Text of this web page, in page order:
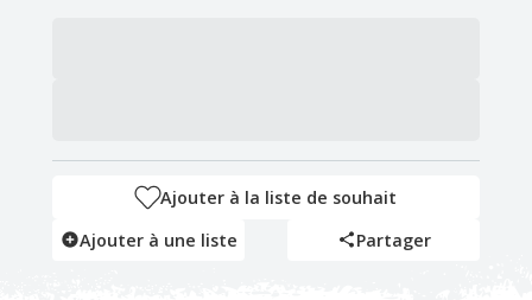
Ajouter à la liste de souhait
Ajouter à une liste
Partager